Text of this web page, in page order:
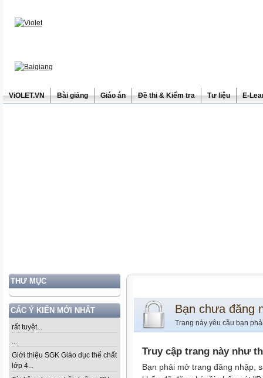
ViOLET.VN Bài giảng Giáo án Đề thi & Kiểm tra Tư liệu E-
THƯ MỤC
CÁC Ý KIẾN MỚI NHẤT
rất tuyệt...
...
Giới thiệu SGK Giáo dục thể chất
lớp 4...
Bạn chưa đăng
Trang này yêu cầu bạn
Truy cập trang này như
Bạn phải mở trang đăng nhập,